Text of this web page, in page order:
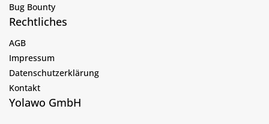
Bug Bounty
Rechtliches
AGB
Impressum
Datenschutzerklärung
Kontakt
Yolawo GmbH